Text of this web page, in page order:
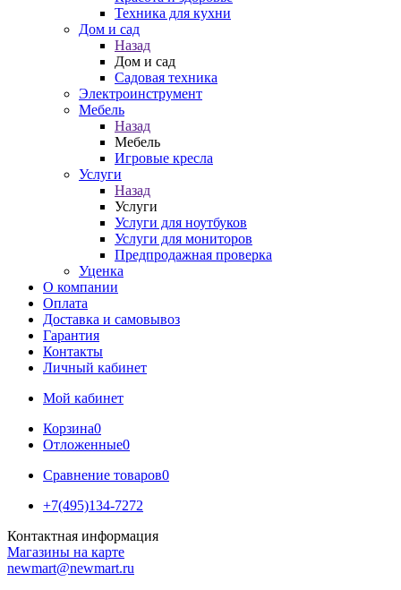
Техника для кухни
Дом и сад
Назад
Дом и сад
Садовая техника
Электроинструмент
Мебель
Назад
Мебель
Игровые кресла
Услуги
Назад
Услуги
Услуги для ноутбуков
Услуги для мониторов
Предпродажная проверка
Уценка
О компании
Оплата
Доставка и самовывоз
Гарантия
Контакты
Личный кабинет
Мой кабинет
Корзина0
Отложенные0
Сравнение товаров0
+7(495)134-7272
Контактная информация
Магазины на карте
newmart@newmart.ru